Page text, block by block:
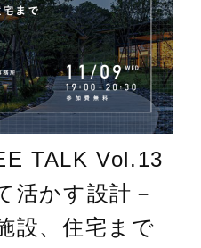
TALK Vol.13
活かす設計－
設、住宅まで